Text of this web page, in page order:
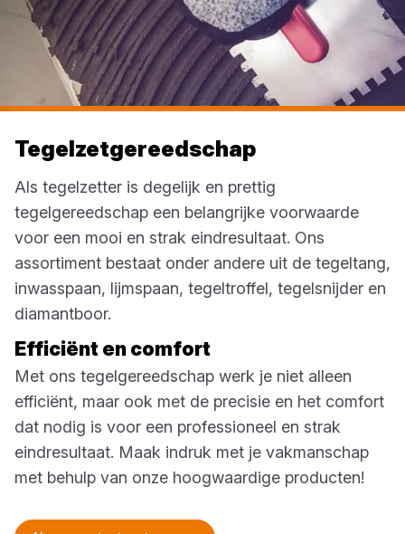
Tegelzetgereedschap
Als tegelzetter is degelijk en prettig
tegelgereedschap een belangrijke voorwaarde
voor een mooi en strak eindresultaat. Ons
assortiment bestaat onder andere uit de tegeltang,
inwasspaan, lijmspaan, tegeltroffel, tegelsnijder en
diamantboor.
Efficiënt en comfort
Met ons tegelgereedschap werk je niet alleen
efficiënt, maar ook met de precisie en het comfort
dat nodig is voor een professioneel en strak
eindresultaat. Maak indruk met je vakmanschap
met behulp van onze hoogwaardige producten!